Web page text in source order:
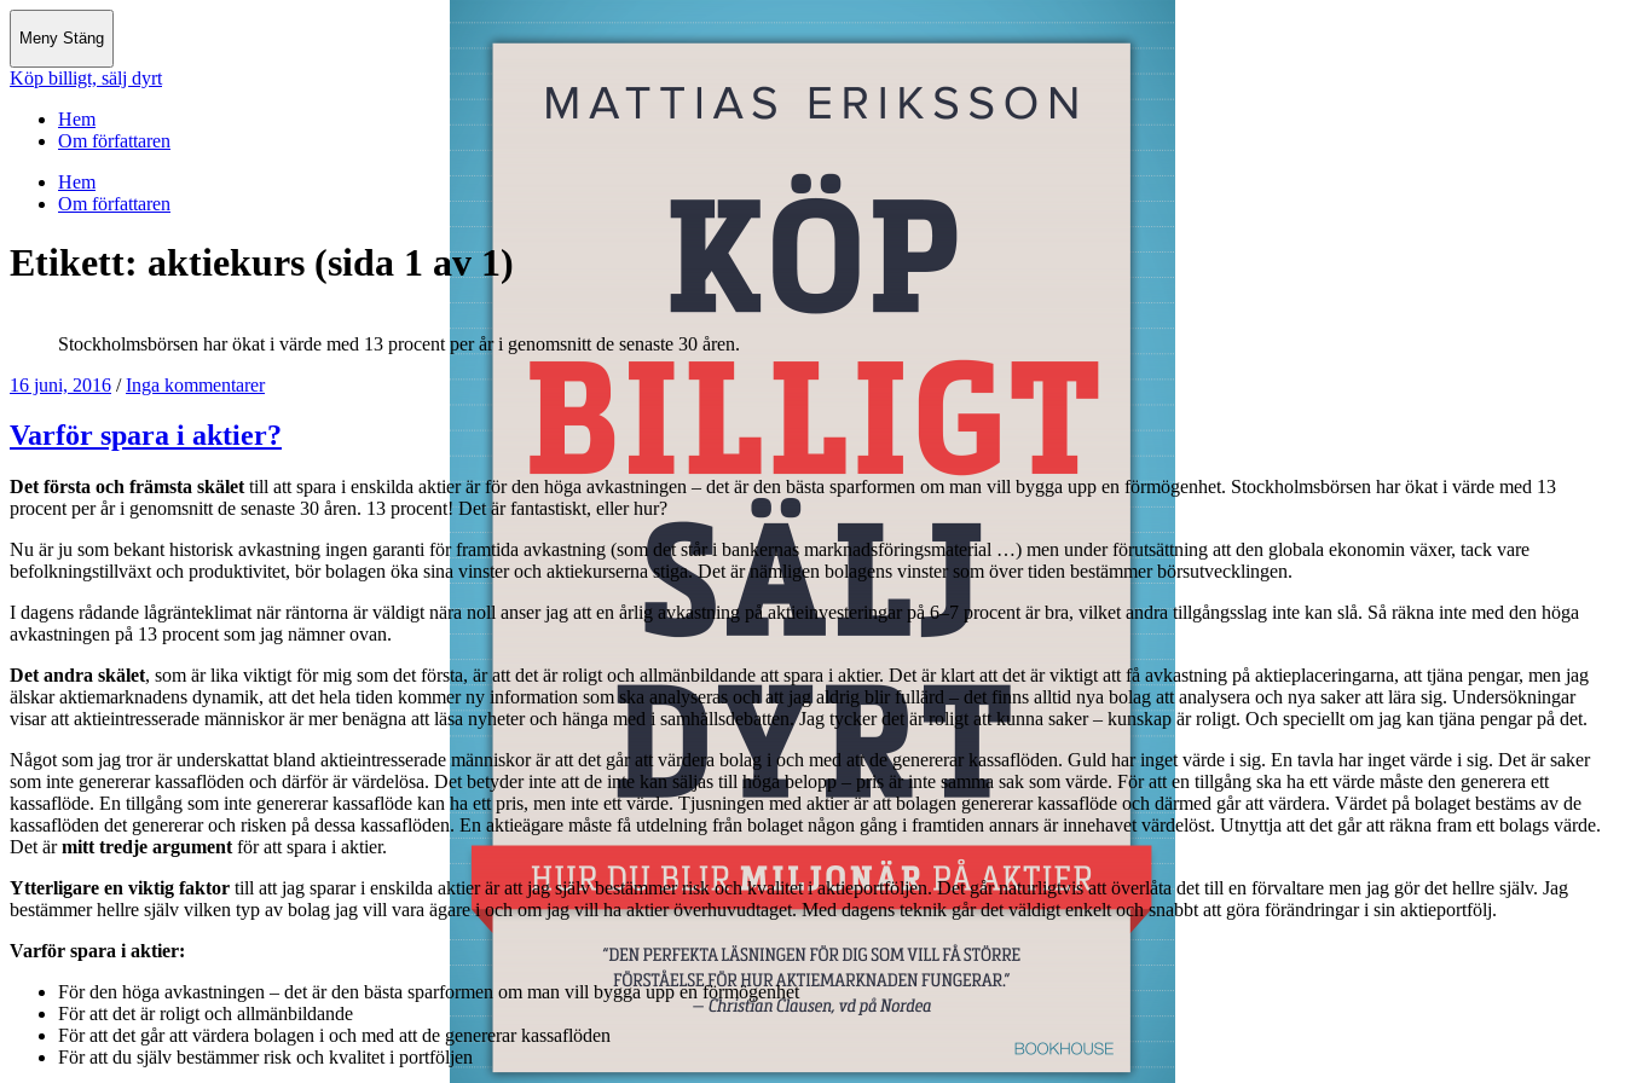
Meny Stäng
Köp billigt, sälj dyrt
Hem
Om författaren
Hem
Om författaren
Etikett: aktiekurs (sida 1 av 1)
Stockholmsbörsen har ökat i värde med 13 procent per år i ge­nomsnitt de senaste 30 åren.
16 juni, 2016 / Inga kommentarer
Varför spara i aktier?
Det första och främsta skälet till att spara i enskilda aktier är för den höga avkastningen – det är den bästa sparformen om man vill bygga upp en förmögenhet. Stockholmsbörsen har ökat i värde med 13
procent per år i ge­nomsnitt de senaste 30 åren. 13 procent! Det är fantastiskt, eller hur?
Nu är ju som bekant historisk avkastning ingen garanti för framtida avkastning (som det står i bankernas marknadsföringsmaterial …) men under förutsättning att den globala ekonomin växer, tack vare
befolkningstillväxt och produktivitet, bör bolagen öka sina vinster och aktiekurserna stiga. Det är nämligen bolagens vinster som över tiden bestämmer börsutvecklingen.
I dagens rådande lågränteklimat när räntorna är väldigt nära noll anser jag att en årlig avkastning på aktieinvesteringar på 6–7 procent är bra, vilket andra tillgångsslag inte kan slå. Så räkna inte med den höga
avkastningen på 13 procent som jag nämner ovan.
Det andra skälet, som är lika viktigt för mig som det första, är att det är roligt och allmänbildande att spara i aktier. Det är klart att det är viktigt att få avkastning på aktieplaceringarna, att tjäna pengar, men jag
älskar aktiemarknadens dynamik, att det hela tiden kommer ny information som ska analyseras och att jag aldrig blir fullärd – det finns alltid nya bolag att analysera och nya saker att lära sig. Un­dersökningar
visar att aktieintresserade människor är mer benägna att läsa nyheter och hänga med i samhällsdebatten. Jag tycker det är roligt att kunna saker – kunskap är roligt. Och speciellt om jag kan tjäna pengar på det.
Något som jag tror är underskattat bland aktieintresserade män­niskor är att det går att värdera bolag i och med att de genererar kassaflöden. Guld har inget värde i sig. En tavla har inget värde i sig. Det är saker
som inte genererar kassaflöden och därför är värdelösa. Det betyder inte att de inte kan säljas till höga belopp – pris är inte samma sak som värde. För att en tillgång ska ha ett värde måste den generera ett
kassaflöde. En tillgång som inte genererar kassaflöde kan ha ett pris, men inte ett värde. Tjusningen med aktier är att bolagen genererar kassaflöde och därmed går att värdera. Värdet på bolaget bestäms av de
kassaflöden det genererar och risken på dessa kassaflöden. En aktieägare måste få utdelning från bolaget någon gång i framtiden annars är innehavet värdelöst. Utnyttja att det går att räkna fram ett bolags värde.
Det ärmitt tredje argument för att spara i aktier.
Ytterligare en viktig faktor till att jag sparar i enskilda aktier är att jag själv bestämmer risk och kvalitet i aktieportföljen. Det går natur­ligtvis att överlåta det till en förvaltare men jag gör det hellre själv. Jag
bestämmer hellre själv vilken typ av bolag jag vill vara ägare i och om jag vill ha aktier överhuvudtaget. Med dagens teknik går det väldigt enkelt och snabbt att göra förändringar i sin aktieportfölj.
Varför spara i aktier:
För den höga avkastningen – det är den bästa sparformen om man vill bygga upp en förmögenhet
För att det är roligt och allmänbildande
För att det går att värdera bolagen i och med att de genererar kassaflöden
För att du själv bestämmer risk och kvalitet i portföljen